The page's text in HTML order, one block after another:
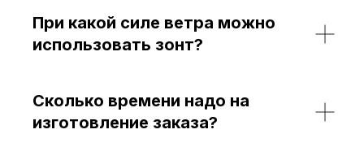
При какой силе ветра можно
использовать зонт?
Сколько времени надо на
изготовление заказа?